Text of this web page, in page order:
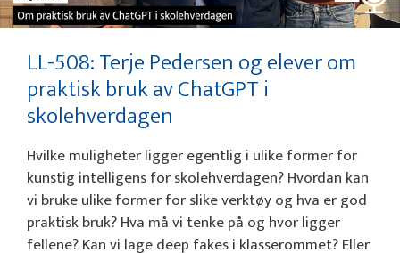
LL-508: Terje Pedersen og elever om
praktisk bruk av ChatGPT i
skolehverdagen
Hvilke muligheter ligger egentlig i ulike former for
kunstig intelligens for skolehverdagen? Hvordan kan
vi bruke ulike former for slike verktøy og hva er god
praktisk bruk? Hva må vi tenke på og hvor ligger
fellene? Kan vi lage deep fakes i klasserommet? Eller